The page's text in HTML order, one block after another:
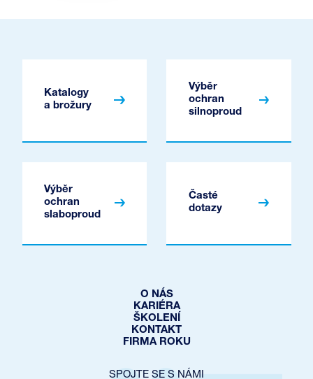
Katalogy
a brožury
Výběr
ochran
silnoproud
Výběr
ochran
slaboproud
Časté
dotazy
O NÁS
KARIÉRA
ŠKOLENÍ
KONTAKT
FIRMA ROKU
SPOJTE SE S NÁMI